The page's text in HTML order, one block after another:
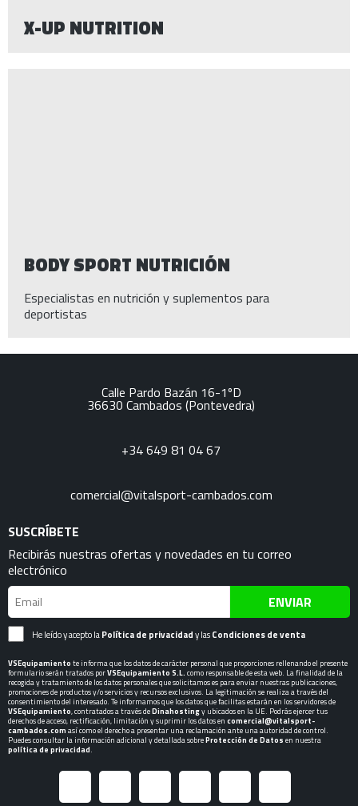
X-UP NUTRITION
BODY SPORT NUTRICIÓN
Especialistas en nutrición y suplementos para
deportistas
Calle Pardo Bazán 16-1ºD
36630 Cambados (Pontevedra)
+34 649 81 04 67
comercial@vitalsport-cambados.com
SUSCRÍBETE
Recibirás nuestras ofertas y novedades en tu correo
electrónico
ENVIAR
He leído y acepto laPolítica de privacidady lasCondiciones de venta
VSEquipamiento te informa que los datos de carácter personal que proporciones rellenando el presente
formulario serán tratados porVSEquipamiento S.L. como responsable de esta web. La finalidad de la
recogida y tratamiento de los datos personales que solicitamos es para enviar nuestras publicaciones,
promociones de productos y/o servicios y recursos exclusivos. La legitimación se realiza a través del
consentimiento del interesado. Te informamos que los datos que facilitas estarán en los servidores de
VSEquipamiento, contratados a través deDinahostingy ubicados en la UE. Podrás ejercer tus
derechos de acceso, rectificación, limitación y suprimir los datos en comercial@vitalsport-
cambados.com así como el derecho a presentar una reclamación ante una autoridad de control.
Puedes consultar la información adicional y detallada sobreProtección de Datos en nuestra
política de privacidad.